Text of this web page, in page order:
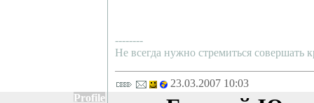
--------
Не всегда нужно стремиться совершать
23.03.2007 10:03
Profile